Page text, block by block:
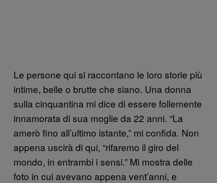
Le persone qui si raccontano le loro storie più
intime, belle o brutte che siano. Una donna
sulla cinquantina mi dice di essere follemente
innamorata di sua moglie da 22 anni. “La
amerò fino all’ultimo istante,” mi confida. Non
appena uscirà di qui, “rifaremo il giro del
mondo, in entrambi i sensi.” Mi mostra delle
foto in cui avevano appena vent’anni, e